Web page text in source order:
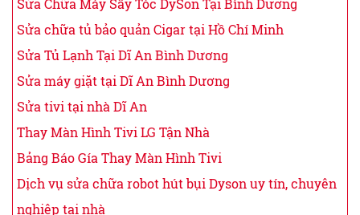
Sửa Chữa Máy Sấy Tóc DySon Tại Bình Dương
Sửa chữa tủ bảo quản Cigar tại Hồ Chí Minh
Sửa Tủ Lạnh Tại Dĩ An Bình Dương
Sửa máy giặt tại Dĩ An Bình Dương
Sửa tivi tại nhà Dĩ An
Thay Màn Hình Tivi LG Tận Nhà
Bảng Báo Gía Thay Màn Hình Tivi
Dịch vụ sửa chữa robot hút bụi Dyson uy tín, chuyên
nghiệp tại nhà